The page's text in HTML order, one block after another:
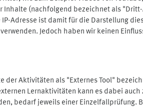
(nachfolgend bezeichnet als
Adresse ist damit für die Darstellung
Jedoch haben wir keinen
Aktivitäten als "Externes Tool"
Lernaktivitäten kann es dabei
bedarf jeweils einer